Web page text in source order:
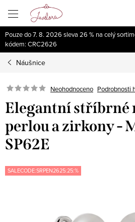
obsah
Pouze do 7. 8. 2026 sleva 26 % na celý
kódem: CRC2626
Náušnice
Neohodnoceno Podrobnosti
Elegantní stříbrné
perlou a zirkony -
SP62E
SALECODE:SRPEN2625:25:%